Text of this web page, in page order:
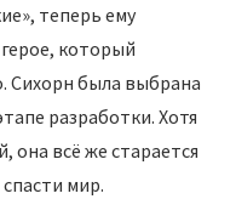
теперь ему
который
Сихорн была выбрана
разработки. Хотя
она всё же старается
мир.